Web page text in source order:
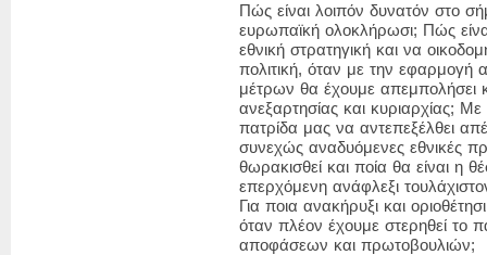
Πώς είναι λοιπόν δυνατόν στο
ευρωπαϊκή ολοκλήρωσι; Πώς
εθνική στρατηγική και να
πολιτική, όταν με την
μέτρων θα έχουμε απεμπολήσει
ανεξαρτησίας και κυριαρχίας;
πατρίδα μας να αντεπεξέλθει
συνεχώς αναδυόμενες εθνικές
θωρακισθεί και ποία θα είναι η
επερχόμενη ανάφλεξι
Για ποια ανακήρυξι και
όταν πλέον έχουμε στερηθεί το
αποφάσεων και πρωτοβουλιών;